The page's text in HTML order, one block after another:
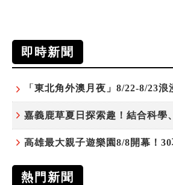
即時新聞
熱門新聞